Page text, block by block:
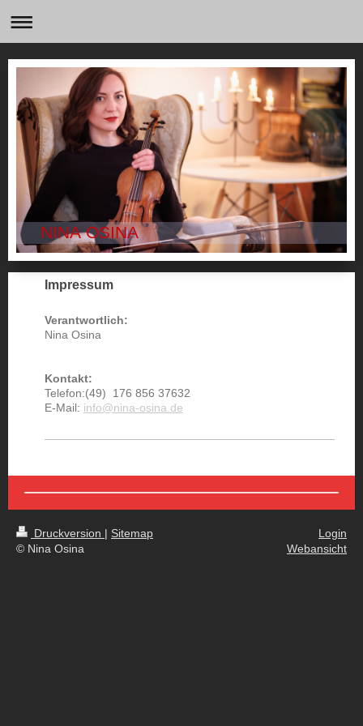
NINA OSINA
Impressum
Verantwortlich:
Nina Osina
Kontakt:
Telefon:(49) 176 856 37632
E-Mail: info@nina-osina.de
Druckversion | Sitemap
© Nina Osina
Login
Webansicht